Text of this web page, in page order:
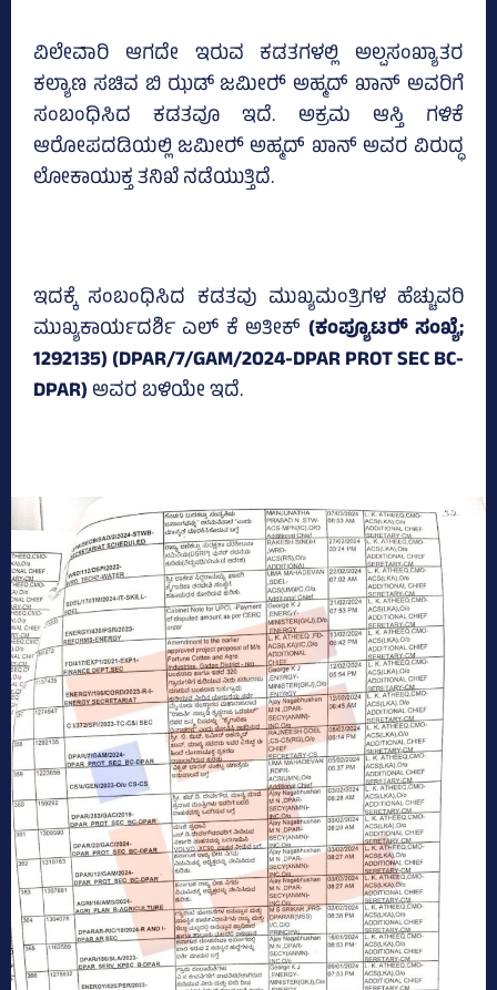
ವಿಲೇವಾರಿ ಆಗದೇ ಇರುವ ಕಡತಗಳಲ್ಲಿ ಅಲ್ಪಸಂಖ್ಯಾತರ
ಕಲ್ಯಾಣ ಸಚಿವ ಬಿ ಝಡ್‌ ಜಮೀರ್‍‌ ಅಹ್ಮದ್‌ ಖಾನ್‌ ಅವರಿಗೆ
ಸಂಬಂಧಿಸಿದ ಕಡತವೂ ಇದೆ. ಅಕ್ರಮ ಆಸ್ತಿ ಗಳಿಕೆ
ಆರೋಪದಡಿಯಲ್ಲಿ ಜಮೀರ್‍‌ ಅಹ್ಮದ್‌ ಖಾನ್‌ ಅವರ ವಿರುದ್ಧ
ಲೋಕಾಯುಕ್ತ ತನಿಖೆ ನಡೆಯುತ್ತಿದೆ.
ಇದಕ್ಕೆ ಸಂಬಂಧಿಸಿದ ಕಡತವು ಮುಖ್ಯಮಂತ್ರಿಗಳ ಹೆಚ್ಚುವರಿ
ಮುಖ್ಯಕಾರ್ಯದರ್ಶಿ ಎಲ್‌ ಕೆ ಅತೀಕ್‌ (ಕಂಪ್ಯೂಟರ್‍‌ ಸಂಖ್ಯೆ;
1292135) (DPAR/7/GAM/2024-DPAR PROT SEC BC-
DPAR) ಅವರ ಬಳಿಯೇ ಇದೆ.